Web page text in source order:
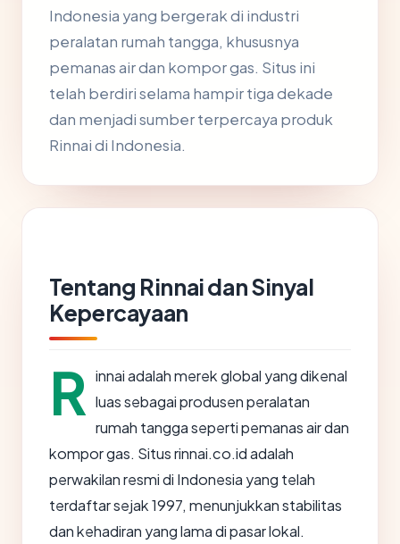
Indonesia yang bergerak di industri
peralatan rumah tangga, khususnya
pemanas air dan kompor gas. Situs ini
telah berdiri selama hampir tiga dekade
dan menjadi sumber terpercaya produk
Rinnai di Indonesia.
Tentang Rinnai dan Sinyal
Kepercayaan
R innai adalah merek global yang dikenal
luas sebagai produsen peralatan
rumah tangga seperti pemanas air dan
kompor gas. Situs rinnai.co.id adalah
perwakilan resmi di Indonesia yang telah
terdaftar sejak 1997, menunjukkan stabilitas
dan kehadiran yang lama di pasar lokal.